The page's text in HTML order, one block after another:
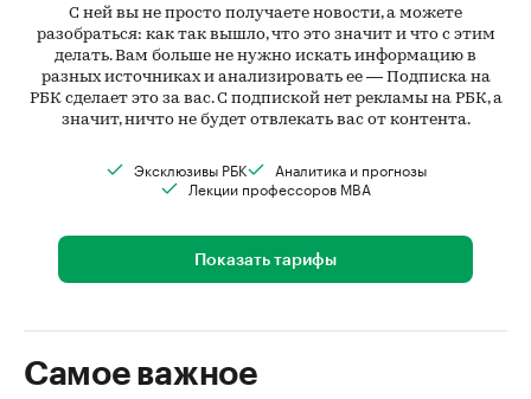
С ней вы не просто получаете новости, а можете
разобраться: как так вышло, что это значит и что с этим
делать. Вам больше не нужно искать информацию в
разных источниках и анализировать ее — Подписка на
РБК сделает это за вас. С подпиской нет рекламы на РБК, а
значит, ничто не будет отвлекать вас от контента.
Эксклюзивы РБК
Аналитика и прогнозы
Лекции профессоров MBA
Показать тарифы
Самое важное